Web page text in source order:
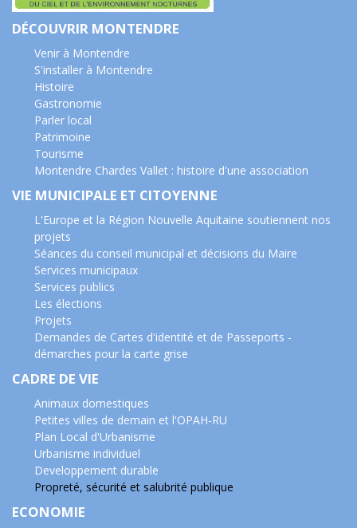
DÉCOUVRIR MONTENDRE
Venir à Montendre
S'installer à Montendre
Histoire
Gastronomie
Parler local
Patrimoine
Tourisme
Montendre Chardes Vallet : histoire d'une association
VIE MUNICIPALE ET CITOYENNE
L'Europe et la Région Nouvelle Aquitaine soutiennent nos
projets
Séances du conseil municipal et décisions du Maire
Services municipaux
Services publics
Les élections
Projets
Demandes de Cartes d'identité et de Passeports -
démarches pour la carte grise
CADRE DE VIE
Animaux domestiques
Petites villes de demain et l'OPAH-RU
Plan Local d'Urbanisme
Urbanisme individuel
Developpement durable
Propreté, sécurité et salubrité publique
ECONOMIE